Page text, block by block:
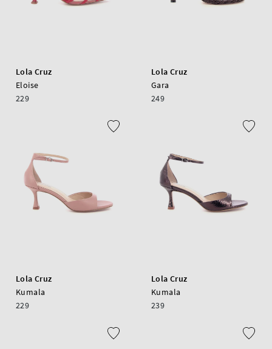
Lola Cruz
Eloise
229
Lola Cruz
Gara
249
Lola Cruz
Kumala
229
Lola Cruz
Kumala
239